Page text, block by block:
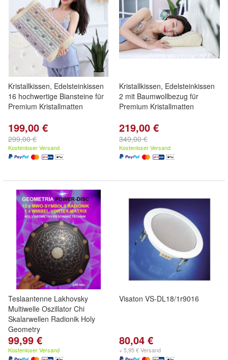
Kristallkissen, Edelsteinkissen
16 hochwertige Biansteine für
Premium Kristallmatten
199,00 €
299,00 €
Kostenloser Versand
Kristallkissen, Edelsteinkissen
2 mit Baumwollbezug für
Premium Kristallmatten
219,00 €
349,00 €
Kostenloser Versand
Teslaantenne Lakhovsky
Multiwelle Oszillator Chi
Skalarwellen Radionik Holy
Geometry
99,99 €
Kostenloser Versand
Visaton VS-DL18/1r9016
80,04 €
+ 5,95 € Versand